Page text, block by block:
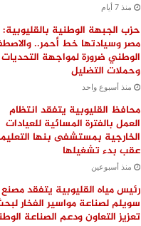
منذ 7 أيام
حزب الجبهة الوطنية
مصر وسيادتها خط أحمر..
الوطني ضرورة لمواجهة التحديات
وحملات التضليل
منذ أسبوع واحد
محافظ القليوبية يتفقد انتظام
العمل بالفترة المسائية للعيادات
الخارجية بمستشفى بنها
عقب بدء تشغيلها
منذ أسبوعين
رئيس مياه القليوبية يتفقد مصنع
سويلم لصناعة مواسير الفخار
تعزيز التعاون ودعم الصناعة